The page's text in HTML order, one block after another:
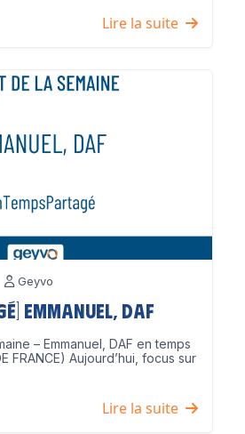
Lire la suite
Geyvo
Emmanuel, DAF
– Emmanuel, DAF en temps
FRANCE) Aujourd’hui, focus sur
Lire la suite